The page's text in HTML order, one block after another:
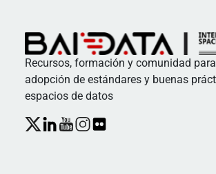
Recursos, formación y comunidad
adopción de estándares y buenas
espacios de datos